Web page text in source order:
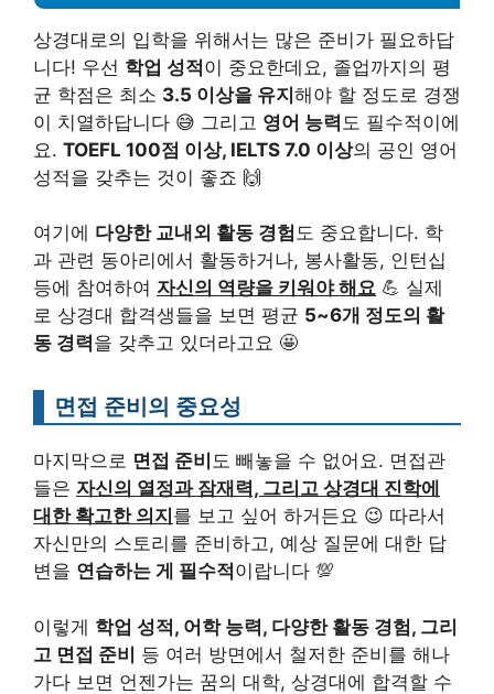
상경대로의 입학을 위해서는 많은 준비가 필요하답
니다! 우선 학업 성적이 중요한데요, 졸업까지의 평
균 학점은 최소 3.5 이상을 유지해야 할 정도로 경쟁
이 치열하답니다 😅 그리고 영어 능력 도 필수적이에
요. TOEFL 100점 이상, IELTS 7.0 이상의 공인 영어
성적을 갖추는 것이 좋죠 🙌
여기에 다양한 교내외 활동 경험도 중요합니다. 학
과 관련 동아리에서 활동하거나, 봉사활동, 인턴십
등에 참여하여 자신의 역량을 키워야 해요 💪 실제
로 상경대 합격생들을 보면 평균 5~6개 정도의 활
동 경력을 갖추고 있더라고요 🤩
면접 준비의 중요성
마지막으로 면접 준비 도 빼놓을 수 없어요. 면접관
들은 자신의 열정과 잠재력, 그리고 상경대 진학에
대한 확고한 의지 를 보고 싶어 하거든요 😉 따라서
자신만의 스토리를 준비하고, 예상 질문에 대한 답
변을 연습하는 게 필수적 이랍니다 💯
이렇게 학업 성적, 어학 능력, 다양한 활동 경험, 그리
고 면접 준비 등 여러 방면에서 철저한 준비를 해나
가다 보면 언젠가는 꿈의 대학, 상경대에 합격할 수